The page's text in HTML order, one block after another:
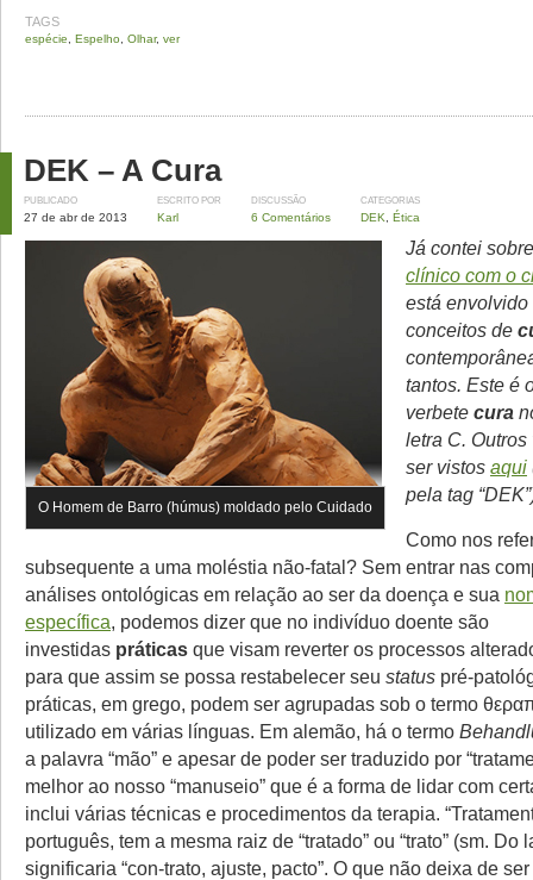
TAGS
espécie Espelho Olhar, ver
DEK – A Cura
PUBLICADO
27 de abr de 2013
ESCRITO POR
Karl
DISCUSSÃO
6 Comentários
CATEGORIAS
DEK Ética
O Homem de Barro (húmus) moldado pelo Cuidado
Já contei
clínico com o
está envolvido
conceitos de
tantos. Este é
verbete cura
letra C.
ser vistos aqui
pela tag
Como nos
subsequente a uma moléstia não-fatal? Sem entrar nas
análises ontológicas em relação ao ser da doença e sua
específica, podemos dizer que no indivíduo doente são
investidas práticas que visam reverter os processos
para que assim se possa restabelecer seu status pré-
práticas, em grego, podem ser agrupadas sob o termo
utilizado em várias línguas. Em alemão, há o termo
a palavra “mão” e apesar de poder ser traduzido por
melhor ao nosso “manuseio” que é a forma de lidar com
inclui várias técnicas e procedimentos da terapia.
português, tem a mesma raiz de “tratado” ou “trato” (sm. Do
significaria “con-trato, ajuste, pacto”. O que não deixa de